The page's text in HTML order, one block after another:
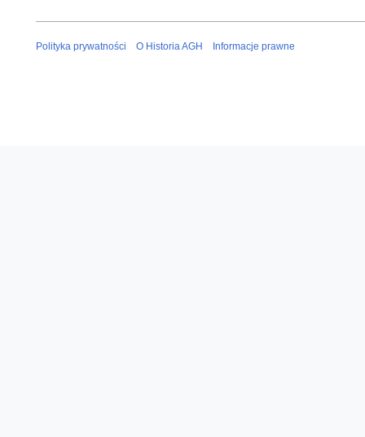
Polityka prywatności O Historia AGH Informacje prawne